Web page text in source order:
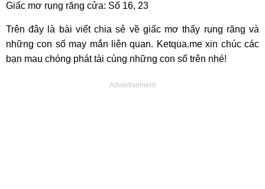
Giấc mơ rụng răng cửa: Số 16, 23
Trên đây là bài viết chia sẻ về giấc mơ thấy rụng răng và
những con số may mắn liên quan. Ketqua.me xin chúc các
bạn mau chóng phát tài cùng những con số trên nhé!
Advertisement